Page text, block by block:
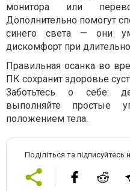
монитора или
Дополнительно помогут
синего света — они
дискомфорт при
Правильная осанка во
ПК сохранит здоровье
Заботьтесь о себе:
выполняйте простые
положением тела.
Поділіться та